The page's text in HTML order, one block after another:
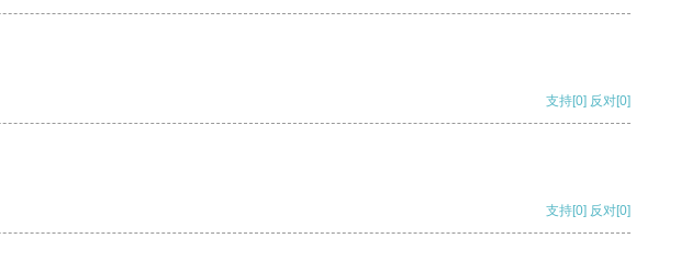
支持[0] 反对[0]
支持[0] 反对[0]